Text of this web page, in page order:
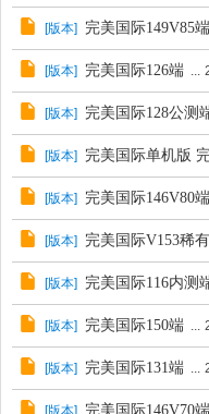
[版本] 完美国际149V85端
[版本] 完美国际126端 ...
[版本] 完美国际128公测
[版本] 完美国际单机版
[版本] 完美国际146V80端
[版本] 完美国际V153稀
[版本] 完美国际116内测
[版本] 完美国际150端 ...
[版本] 完美国际131端 ...
[版本] 完美国际146V70端